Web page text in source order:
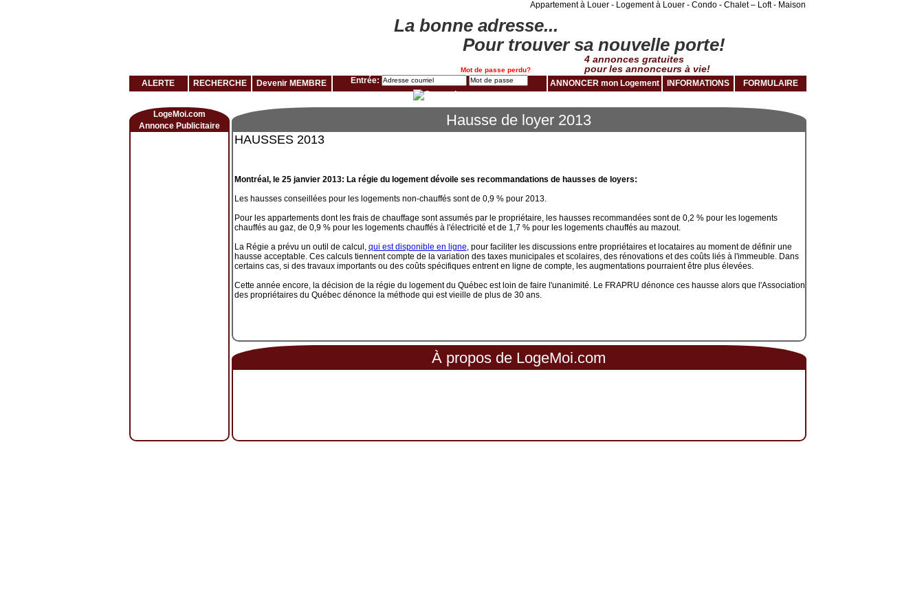
Appartement à Louer - Logement à Louer - Condo - Chalet – Loft - Maison
Mot de passe perdu?
La bonne adresse...
Pour trouver sa nouvelle porte!
4 annonces gratuites
pour les annonceurs à vie!
ALERTE RECHERCHE Devenir MEMBRE Entrée: ANNONCER mon Logement INFORMATIONS FORMULAIRE
LogeMoi.com
Annonce Publicitaire
Hausse de loyer 2013
HAUSSES 2013
Montréal, le 25 janvier 2013: La régie du logement dévoile ses recommandations de hausses de loyers:
Les hausses conseillées pour les logements non-chauffés sont de 0,9 % pour 2013.
Pour les appartements dont les frais de chauffage sont assumés par le propriétaire, les hausses recommandées sont de 0,2 % pour les logements
chauffés au gaz, de 0,9 % pour les logements chauffés à l'électricité et de 1,7 % pour les logements chauffés au mazout.
La Régie a prévu un outil de calcul, qui est disponible en ligne, pour faciliter les discussions entre propriétaires et locataires au moment de définir une
hausse acceptable. Ces calculs tiennent compte de la variation des taxes municipales et scolaires, des rénovations et des coûts liés à l'immeuble. Dans
certains cas, si des travaux importants ou des coûts spécifiques entrent en ligne de compte, les augmentations pourraient être plus élevées.
Cette année encore, la décision de la régie du logement du Québec est loin de faire l'unanimité. Le FRAPRU dénonce ces hausse alors que l'Association
des propriétaires du Québec dénonce la méthode qui est vieille de plus de 30 ans.
À propos de LogeMoi.com